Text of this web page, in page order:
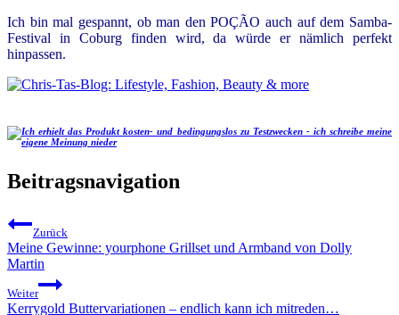
Ich bin mal gespannt, ob man den POÇÃO auch auf dem Samba-
Festival in Coburg finden wird, da würde er nämlich perfekt
hinpassen.
Beitragsnavigation
Zurück
Meine Gewinne: yourphone Grillset und Armband von Dolly
Martin
Weiter
Kerrygold Buttervariationen – endlich kann ich mitreden…